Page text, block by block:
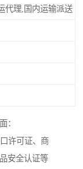
代理,国内运输派送
：
许可证、商
安全认证等